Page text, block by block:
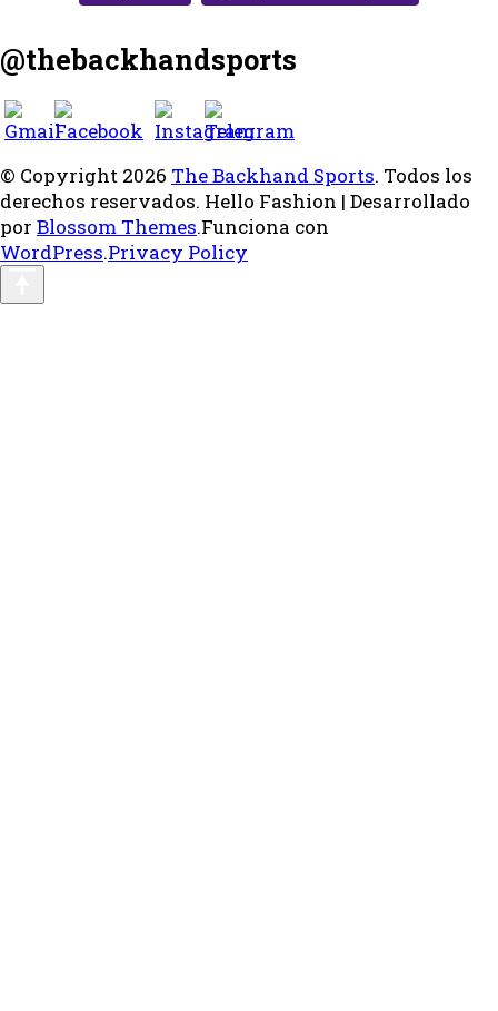
@thebackhandsports
© Copyright 2026 The Backhand Sports. Todos los
derechos reservados. Hello Fashion | Desarrollado
por Blossom Themes.Funciona con
WordPress.Privacy Policy